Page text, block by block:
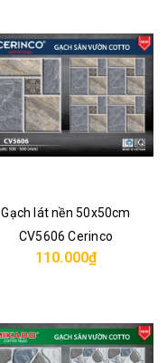
Gạch lát nền 50x50cm
CV5606 Cerinco
110.000₫